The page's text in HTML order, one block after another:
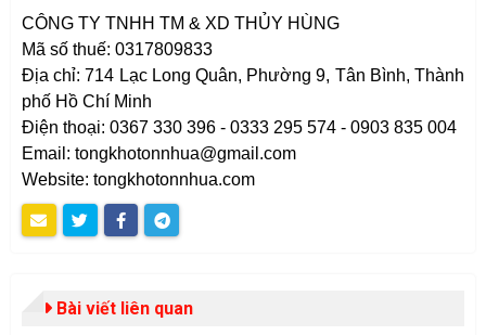
CÔNG TY TNHH TM & XD THỦY HÙNG
Mã số thuế: 0317809833
Địa chỉ: 714 Lạc Long Quân, Phường 9, Tân Bình, Thành
phố Hồ Chí Minh
Điện thoại: 0367 330 396 - 0333 295 574 - 0903 835 004
Email: tongkhotonnhua@gmail.com
Website: tongkhotonnhua.com
Bài viết liên quan